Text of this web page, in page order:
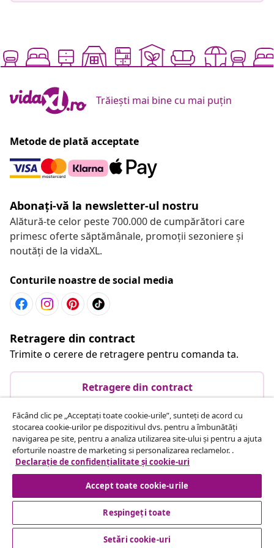
Trăiești mai bine cu mai puțin
Metode de plată acceptate
Abonați-vă la newsletter-ul nostru
Alătură-te celor peste 700.000 de cumpărători care
primesc oferte săptămânale, promoții sezoniere și
noutăți de la vidaXL.
Conturile noastre de social media
Retragere din contract
Trimite o cerere de retragere pentru comanda ta.
Retragere din contract
Serviciu clienți
Business
Făcând clic pe „Acceptați toate cookie-urile”, sunteți de acord cu
stocarea cookie-urilor pe dispozitivul dvs. pentru a îmbunătăți
navigarea pe site, pentru a analiza utilizarea site-ului și pentru a ajuta
eforturile noastre de marketing si personalizarea reclamelor. .
Declarație de confidențialitate și cookie-uri
Accept toate cookie-urile
Respingeți toate
Setări cookie-uri